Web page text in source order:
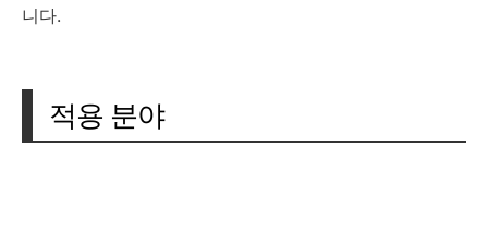
니다.
적용 분야